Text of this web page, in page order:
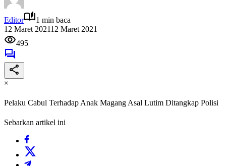
Editor
1 min baca
12 Maret 202112 Maret 2021
495
×
Pelaku Cabul Terhadap Anak Magang Asal Lutim Ditangkap Polisi
Sebarkan artikel ini